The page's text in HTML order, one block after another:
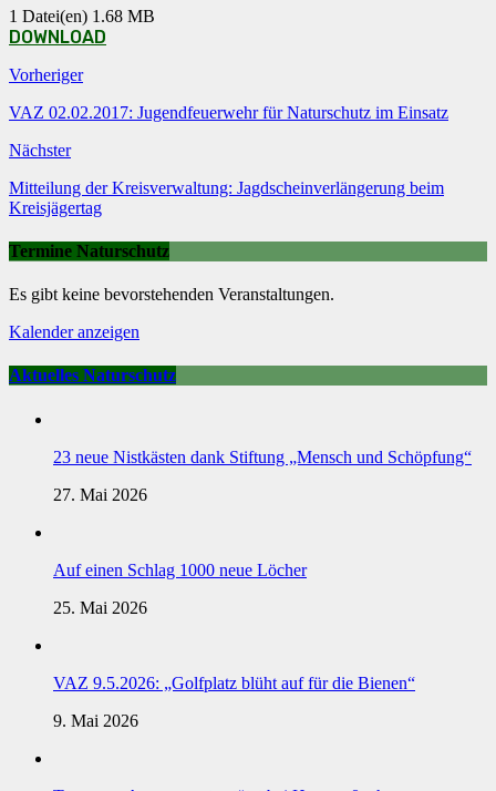
1 Datei(en) 1.68 MB
DOWNLOAD
Vorheriger
VAZ 02.02.2017: Jugendfeuerwehr für Naturschutz im Einsatz
Nächster
Mitteilung der Kreisverwaltung: Jagdscheinverlängerung beim
Kreisjägertag
Termine Naturschutz
Es gibt keine bevorstehenden Veranstaltungen.
Kalender anzeigen
Aktuelles Naturschutz
23 neue Nistkästen dank Stiftung „Mensch und Schöpfung“
27. Mai 2026
Auf einen Schlag 1000 neue Löcher
25. Mai 2026
VAZ 9.5.2026: „Golfplatz blüht auf für die Bienen“
9. Mai 2026